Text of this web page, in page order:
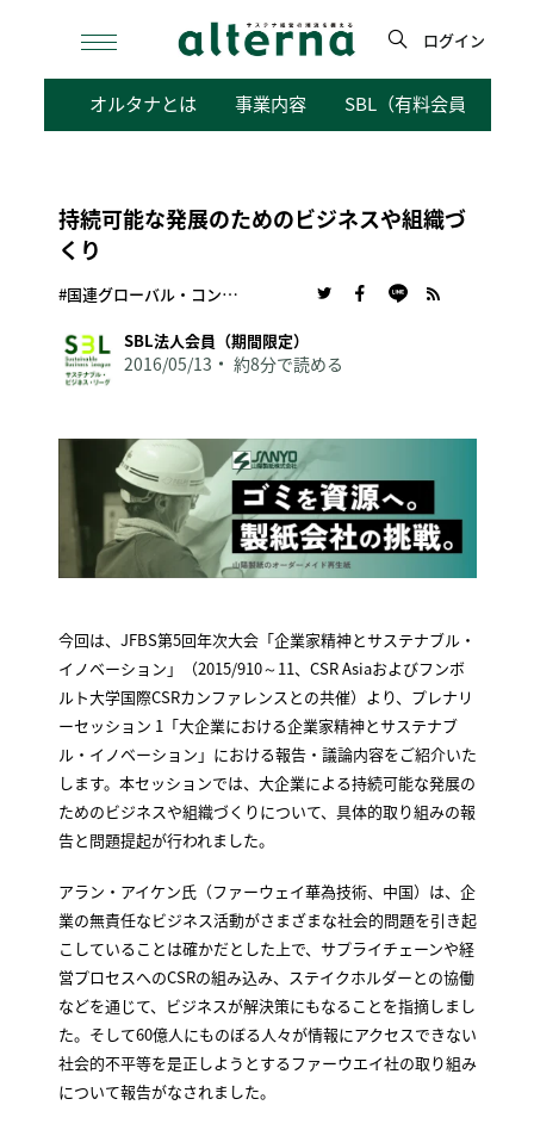
検
ログイン
オルタナとは 事業内容 SBL（有料会員向けサ
持続可能な発展のためのビジネスや組織づ
くり
#国連グローバル・コンパクト
SBL法人会員（期間限定）
2016/05/13 約8分で読める
今回は、JFBS第5回年次大会「企業家精神とサステナブル・
イノベーション」（2015/910～11、CSR Asiaおよびフンボ
ルト大学国際CSRカンファレンスとの共催）より、プレナリ
ーセッション 1「大企業における企業家精神とサステナブ
ル・イノベーション」における報告・議論内容をご紹介いた
します。本セッションでは、大企業による持続可能な発展の
ためのビジネスや組織づくりについて、具体的取り組みの報
告と問題提起が行われました。
アラン・アイケン氏（ファーウェイ華為技術、中国）は、企
業の無責任なビジネス活動がさまざまな社会的問題を引き起
こしていることは確かだとした上で、サプライチェーンや経
営プロセスへのCSRの組み込み、ステイクホルダーとの協働
などを通じて、ビジネスが解決策にもなることを指摘しまし
た。そして60億人にものぼる人々が情報にアクセスできない
社会的不平等を是正しようとするファーウエイ社の取り組み
について報告がなされました。